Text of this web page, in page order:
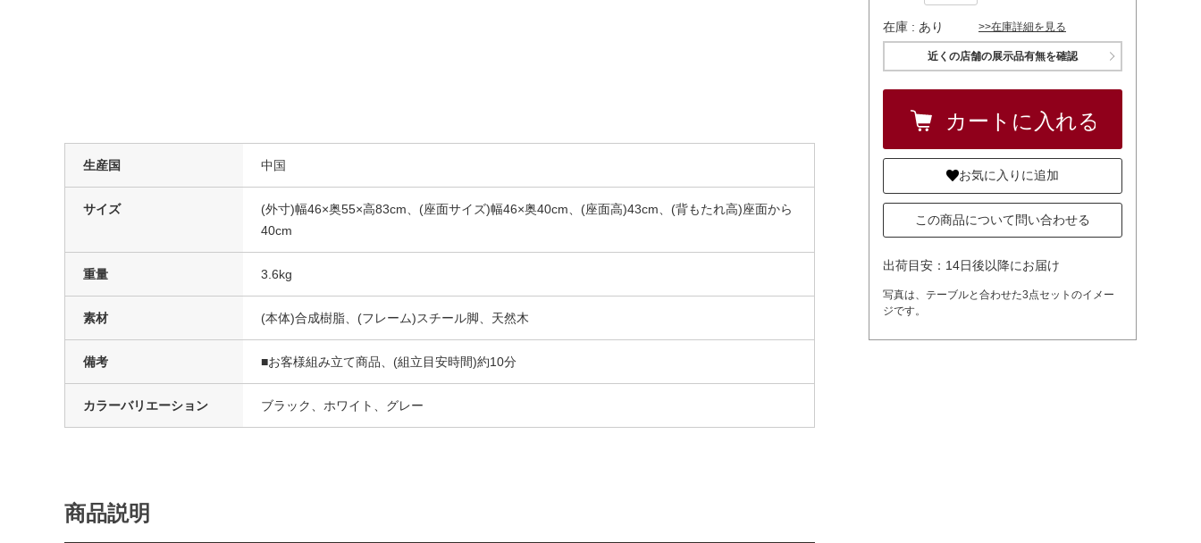
在庫 : あり >>在庫詳細を見る
近くの店舗の展示品有無を確認
お気に入りに追加
この商品について問い合わせる
出荷目安：14日後以降にお届け
写真は、テーブルと合わせた3点セットのイメー
ジです。
生産国 中国
サイズ
(外寸)幅46×奥55×高83cm、(座面サイズ)幅46×奥40cm、(座面高)43cm、(背もたれ高)座面から
40cm
重量 3.6kg
素材 (本体)合成樹脂、(フレーム)スチール脚、天然木
備考 ■お客様組み立て商品、(組立目安時間)約10分
カラーバリエーション ブラック、ホワイト、グレー
商品説明